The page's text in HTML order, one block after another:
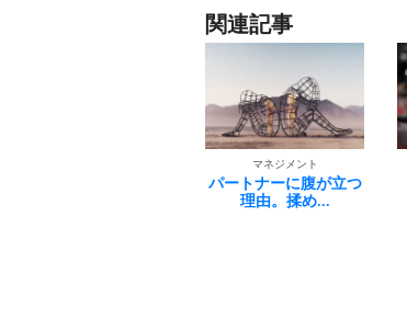
関連記事
マネジメント
【参加者満足度
100%】1月...